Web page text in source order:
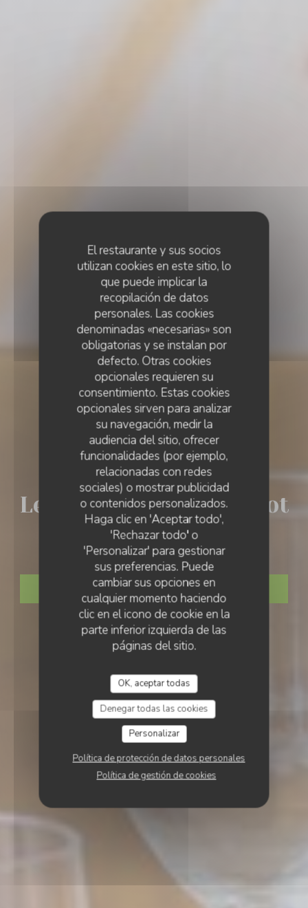
El restaurante y sus socios
utilizan cookies en este sitio, lo
que puede implicar la
recopilación de datos
personales. Las cookies
denominadas «necesarias» son
obligatorias y se instalan por
defecto. Otras cookies
opcionales requieren su
consentimiento. Estas cookies
opcionales sirven para analizar
su navegación, medir la
audiencia del sitio, ofrecer
funcionalidades (por ejemplo,
relacionadas con redes
sociales) o mostrar publicidad
o contenidos personalizados.
Haga clic en 'Aceptar todo',
'Rechazar todo' o
'Personalizar' para gestionar
sus preferencias. Puede
cambiar sus opciones en
cualquier momento haciendo
clic en el icono de cookie en la
parte inferior izquierda de las
páginas del sitio.
OK, aceptar todas
Denegar todas las cookies
Personalizar
Política de protección de datos personales
Política de gestión de cookies
BODEGÓN• ANDLAU
Le Spes' - Resto- Bistrot
-Culture
RESERVAR UNA MESA